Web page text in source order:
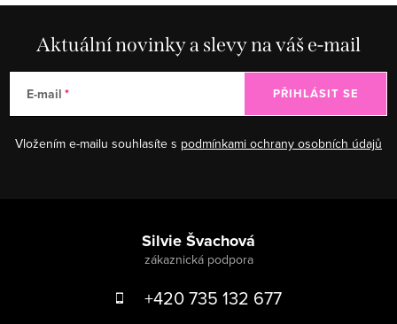
Aktuální novinky a slevy na váš e-mail
E-mail
Vložením e-mailu souhlasíte s podmínkami ochrany osobních údajů
PŘIHLÁSIT SE
Silvie Švachová
+420 735 132 677